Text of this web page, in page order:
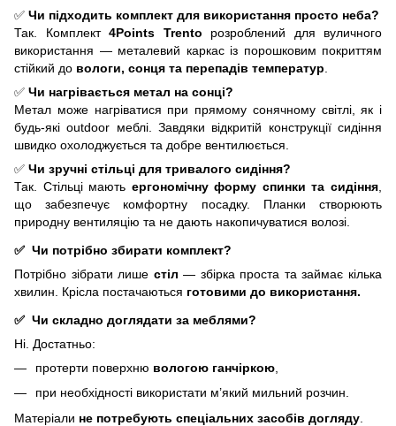
✅ Чи підходить комплект для використання просто неба?
Так. Комплект 4Points Trento розроблений для вуличного
використання — металевий каркас із порошковим покриттям
стійкий до вологи, сонця та перепадів температур
✅ Чи нагрівається метал на сонці?
Метал може нагріватися при прямому сонячному світлі, як і
будь-які outdoor меблі. Завдяки відкритій конструкції сидіння
швидко охолоджується та добре вентилюється.
✅ Чи зручні стільці для тривалого сидіння?
Так. Стільці мають ергономічну форму спинки та сидіння
що забезпечує комфортну посадку. Планки створюють
природну вентиляцію та не дають накопичуватися волозі.
✅ Чи потрібно збирати комплект?
Потрібно зібрати лише стіл — збірка проста та займає кілька
хвилин. Крісла постачаються готовими до використання.
✅ Чи складно доглядати за меблями?
Ні. Достатньо:
протерти поверхню вологою ганчіркою
при необхідності використати м’який мильний розчин.
Матеріали не потребують спеціальних засобів догляду